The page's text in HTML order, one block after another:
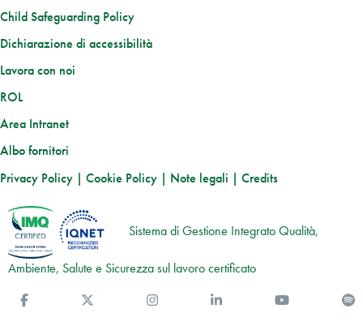
Child Safeguarding Policy
Dichiarazione di accessibilità
Lavora con noi
ROL
Area Intranet
Albo fornitori
Privacy Policy | Cookie Policy | Note legali | Credits
Sistema di Gestione Integrato Qualità,
Ambiente, Salute e Sicurezza sul lavoro certificato
You Tube